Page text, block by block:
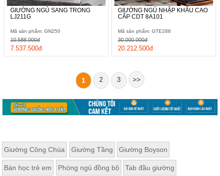
GIƯỜNG NGỦ SANG TRONG
LJ211G
Mã sản phẩm: GN250
7.537.500đ
10.588.000đ
GIƯỜNG NGỦ NHẬP KHẨU CAO
CÂP CDT 8A101
Mã sản phẩm: GTE288
20.212.500đ
30.000.000đ
1 2 3 >>
Giường Công Chúa Giường Tầng Giường Boyson
Bàn học trẻ em Phòng ngủ đồng bộ Tab đầu giường